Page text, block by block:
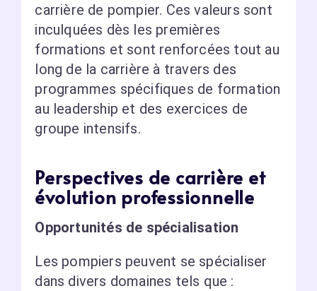
carrière de pompier. Ces valeurs sont
inculquées dès les premières
formations et sont renforcées tout au
long de la carrière à travers des
programmes spécifiques de formation
au leadership et des exercices de
groupe intensifs.
Perspectives de carrière et
évolution professionnelle
Opportunités de spécialisation
Les pompiers peuvent se spécialiser
dans divers domaines tels que :